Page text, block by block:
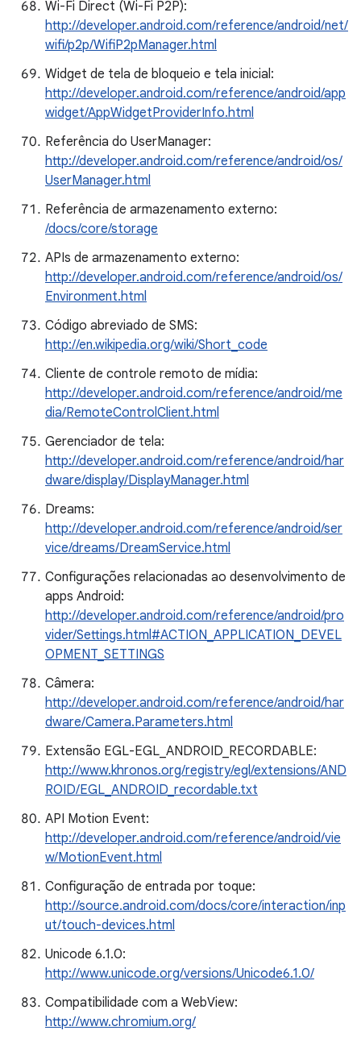
Wi-Fi Direct (Wi-Fi P2P):
http://developer.android.com/reference/android/net/
wifi/p2p/WifiP2pManager.html
Widget de tela de bloqueio e tela inicial:
http://developer.android.com/reference/android/app
widget/AppWidgetProviderInfo.html
Referência do UserManager:
http://developer.android.com/reference/android/os/
UserManager.html
Referência de armazenamento externo:
/docs/core/storage
APIs de armazenamento externo:
http://developer.android.com/reference/android/os/
Environment.html
Código abreviado de SMS:
http://en.wikipedia.org/wiki/Short_code
Cliente de controle remoto de mídia:
http://developer.android.com/reference/android/me
dia/RemoteControlClient.html
Gerenciador de tela:
http://developer.android.com/reference/android/har
dware/display/DisplayManager.html
Dreams:
http://developer.android.com/reference/android/ser
vice/dreams/DreamService.html
Configurações relacionadas ao desenvolvimento de
apps Android:
http://developer.android.com/reference/android/pro
vider/Settings.html#ACTION_APPLICATION_DEVEL
OPMENT_SETTINGS
Câmera:
http://developer.android.com/reference/android/har
dware/Camera.Parameters.html
Extensão EGL-EGL_ANDROID_RECORDABLE:
http://www.khronos.org/registry/egl/extensions/AND
ROID/EGL_ANDROID_recordable.txt
API Motion Event:
http://developer.android.com/reference/android/vie
w/MotionEvent.html
Configuração de entrada por toque:
http://source.android.com/docs/core/interaction/inp
ut/touch-devices.html
Unicode 6.1.0:
http://www.unicode.org/versions/Unicode6.1.0/
Compatibilidade com a WebView:
http://www.chromium.org/